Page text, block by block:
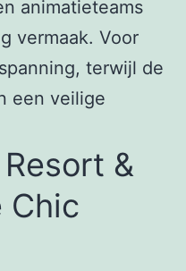
animatieteams
vermaak. Voor
terwijl de
een veilige
&
Chic